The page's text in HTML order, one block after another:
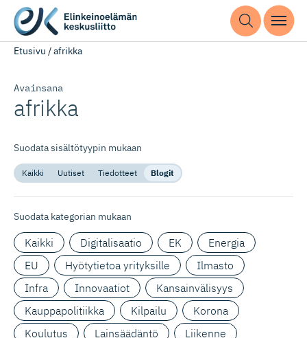
Etusivu /afrikka
Avainsana
afrikka
Suodata sisältötyypin mukaan
Kaikki Uutiset Tiedotteet Blogit
Suodata kategorian mukaan
Kaikki Digitalisaatio EK
Energia
EU
Hyötytietoa yrityksille
Ilmasto
Infra
Innovaatiot
Kansainvälisyys
Kauppapolitiikka
Kilpailu
Korona
Koulutus
Lainsäädäntö
Liikenne